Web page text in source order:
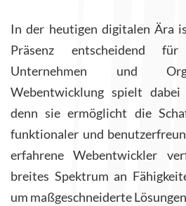
In der heutigen digitalen Ära
Präsenz entscheidend
Unternehmen und
Webentwicklung spielt
denn sie ermöglicht die
funktionaler und
erfahrene Webentwickler
breites Spektrum an
um maßgeschneiderte